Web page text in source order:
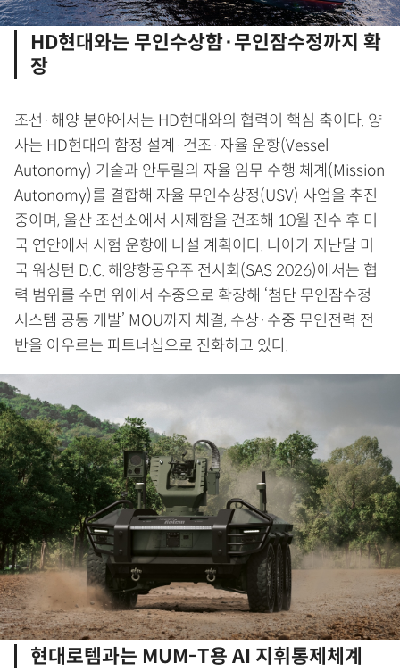
HD현대와는 무인수상함·무인잠수정까지 확
장
조선·해양 분야에서는 HD현대와의 협력이 핵심 축이다. 양
사는 HD현대의 함정 설계·건조·자율 운항(Vessel
Autonomy) 기술과 안두릴의 자율 임무 수행 체계(Mission
Autonomy)를 결합해 자율 무인수상정(USV) 사업을 추진
중이며, 울산 조선소에서 시제함을 건조해 10월 진수 후 미
국 연안에서 시험 운항에 나설 계획이다. 나아가 지난달 미
국 워싱턴 D.C. 해양항공우주 전시회(SAS 2026)에서는 협
력 범위를 수면 위에서 수중으로 확장해 ‘첨단 무인잠수정
시스템 공동 개발’ MOU까지 체결, 수상·수중 무인전력 전
반을 아우르는 파트너십으로 진화하고 있다.
현대로템과는 MUM-T용 AI 지휘통제체계